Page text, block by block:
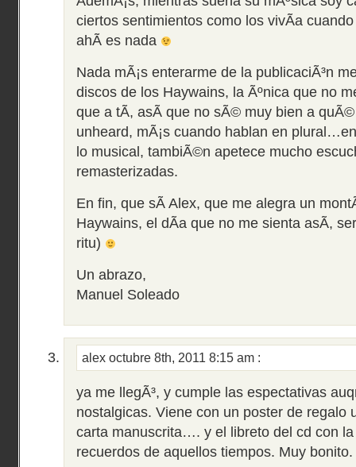
ciertos sentimientos como los vivÃ­a
ahÃ­ es nada
Nada mÃ¡s enterarme de la publicaciÃ³n
discos de los Haywains, la Ãºnica que no
que a tÃ­, asÃ­ que no sÃ© muy bien a
unheard, mÃ¡s cuando hablan en
lo musical, tambiÃ©n apetece mucho
remasterizadas.
En fin, que sÃ­ Alex, que me alegra un
Haywains, el dÃ­a que no me sienta asÃ­,
ritu)
Un abrazo,
Manuel Soleado
alex octubre 8th, 2011 8:15 am :
ya me llegÃ³, y cumple las espectativas
nostalgicas. Viene con un poster de regalo
carta manuscrita…. y el libreto del cd con
recuerdos de aquellos tiempos. Muy bonito.